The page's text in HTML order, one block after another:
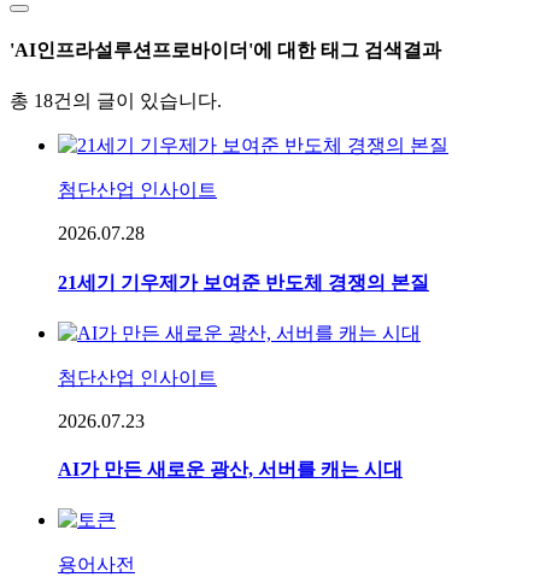
'AI인프라설루션프로바이더'에 대한 태그 검색결과
총 18건의 글이 있습니다.
첨단산업 인사이트
2026.07.28
21세기 기우제가 보여준 반도체 경쟁의 본질
첨단산업 인사이트
2026.07.23
AI가 만든 새로운 광산, 서버를 캐는 시대
용어사전